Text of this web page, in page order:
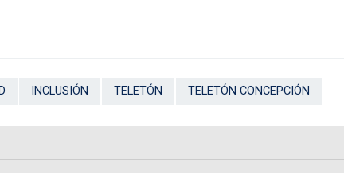
INCLUSIÓN TELETÓN TELETÓN CONCEPCIÓN